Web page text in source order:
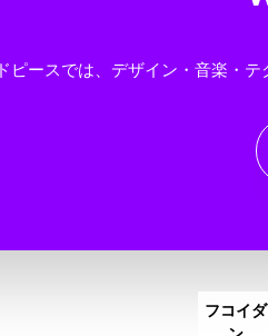
ピースでは、デザイン・音楽・
フコイダ